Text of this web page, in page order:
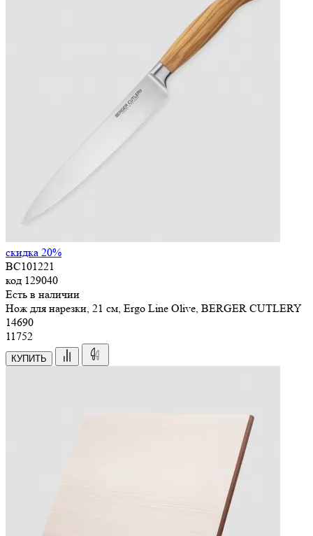
скидка 20%
BC101221
код 129040
Есть в наличии
Нож для нарезки, 21 см, Ergo Line Olive, BERGER CUTLERY
14690
11752
КУПИТЬ